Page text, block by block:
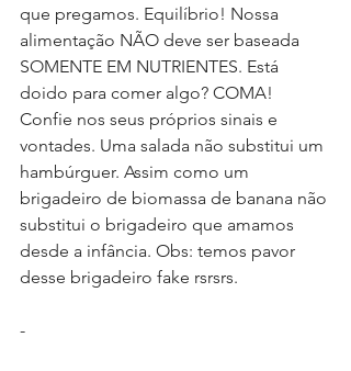
que pregamos. Equilíbrio! Nossa
alimentação NÃO deve ser baseada
SOMENTE EM NUTRIENTES. Está
doido para comer algo? COMA!
Confie nos seus próprios sinais e
vontades. Uma salada não substitui um
hambúrguer. Assim como um
brigadeiro de biomassa de banana não
substitui o brigadeiro que amamos
desde a infância. Obs: temos pavor
desse brigadeiro fake rsrsrs.
-